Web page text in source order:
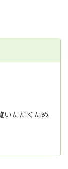
いただくため